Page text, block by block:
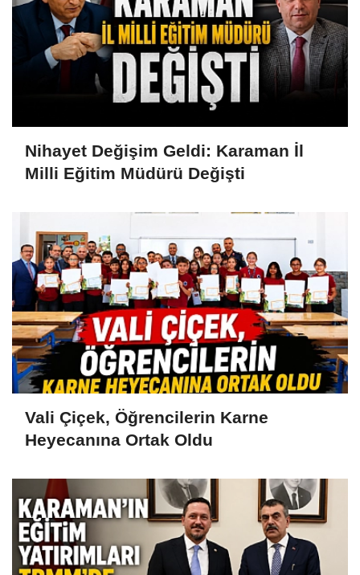
Nihayet Değişim Geldi: Karaman İl
Milli Eğitim Müdürü Değişti
Vali Çiçek, Öğrencilerin Karne
Heyecanına Ortak Oldu